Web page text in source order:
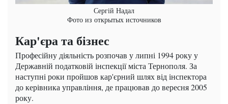
Сергій Надал
Фото из открытых источников
Кар'єра та бізнес
Професійну діяльність розпочав у липні 1994 року у
Державній податковій інспекції міста Тернополя. За
наступні роки пройшов кар'єрний шлях від інспектора
до керівника управління, де працював до вересня 2005
року.